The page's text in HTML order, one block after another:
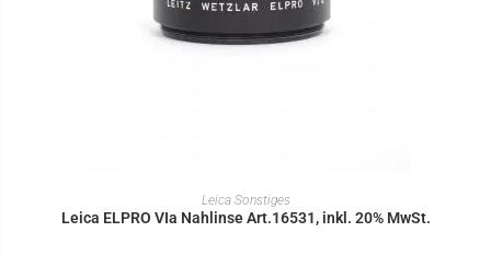
IN DEN WARENKORB
Leica Sonstiges
Leica ELPRO VIa Nahlinse Art.16531, inkl. 20% MwSt.